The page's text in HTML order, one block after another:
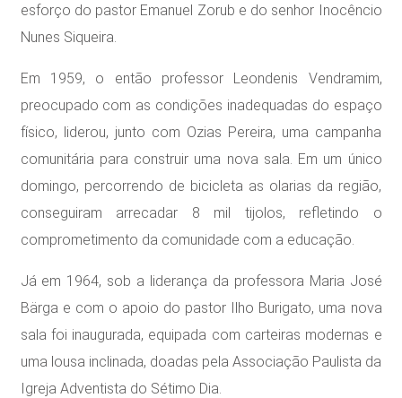
esforço do pastor Emanuel Zorub e do senhor Inocêncio
Nunes Siqueira.
Em 1959, o então professor Leondenis Vendramim,
preocupado com as condições inadequadas do espaço
físico, liderou, junto com Ozias Pereira, uma campanha
comunitária para construir uma nova sala. Em um único
domingo, percorrendo de bicicleta as olarias da região,
conseguiram arrecadar 8 mil tijolos, refletindo o
comprometimento da comunidade com a educação.
Já em 1964, sob a liderança da professora Maria José
Bärga e com o apoio do pastor Ilho Burigato, uma nova
sala foi inaugurada, equipada com carteiras modernas e
uma lousa inclinada, doadas pela Associação Paulista da
Igreja Adventista do Sétimo Dia.